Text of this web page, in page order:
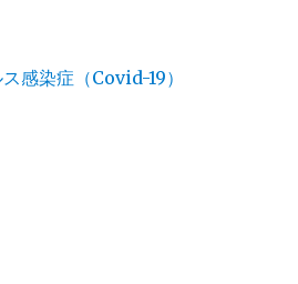
感染症（Covid-19）